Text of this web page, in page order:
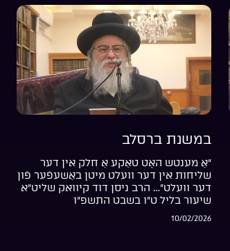
במשנת ברסלב
“אַ מענטש האָט טאַקע אַ חלק אין דער
שליחות אין דער וועלט מיטן באַשעפֿער פֿון
דער וועלט”… הרב ניסן דוד קיוואק שליט”א
שיעור בליל ט”ו בשבט התשפ”ו
10/02/2026